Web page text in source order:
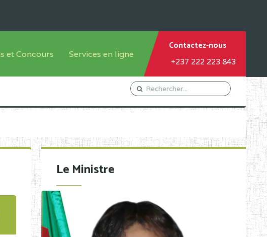
Sous système francophone
et Concours
disponibles
Services en ligne
Orientation Conseil
Gestion du Personnel
Demande de subvention
Contactez-nous
+237 222 223 843
Le Ministre